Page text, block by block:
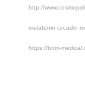
http://
melatonin circadin
https://bnm-